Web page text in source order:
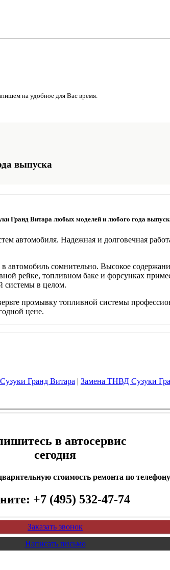
на удобное для Вас время.
выпуска
Гранд Витара любых моделей и любого года
автомобиля. Надежная и долговечная
автомобиль сомнительно. Высокое
рейке, топливном баке и форсунках
системы в целом.
промывку топливной системы
цене.
Гранд Витара | Замена ТНВД Сузуки
в автосервис
сегодня
стоимость ремонта по телефону
+7 (495) 532-47-74
Заказать звонок
Написать письмо